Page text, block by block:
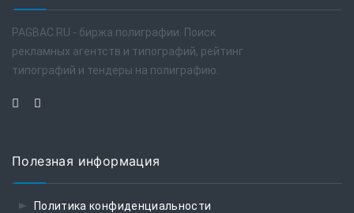
PAGBAC.RU - биржа полиграфии. Поиск
рекламных агентств и типографий, рейтинг
типографий и тендеры на полиграфию.
Полезная информация
Политика конфиденциальности